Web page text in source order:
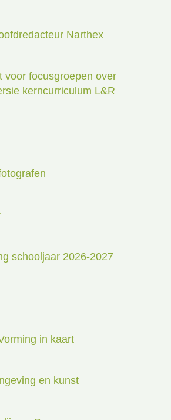
Narthex
voor focusgroepen over
kerncurriculum L&R
schooljaar 2026-2027
in kaart
en kunst